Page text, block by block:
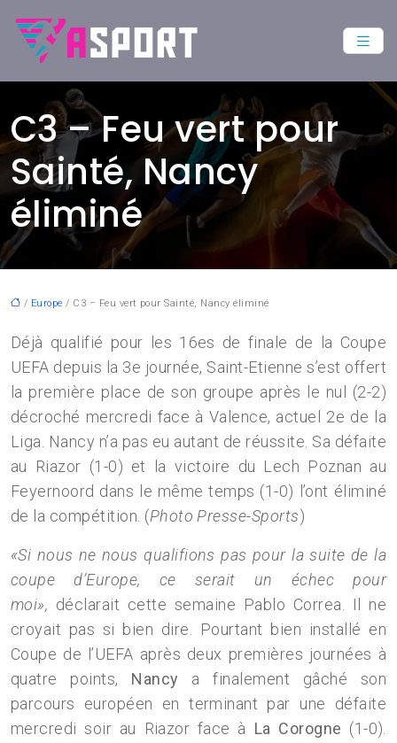
C3 – Feu vert pour
Sainté, Nancy
éliminé
/ Europe / C3 – Feu vert pour Sainté, Nancy éliminé
Déjà qualifié pour les 16es de finale de la Coupe
UEFA depuis la 3e journée, Saint-Etienne s’est offert
la première place de son groupe après le nul (2-2)
décroché mercredi face à Valence, actuel 2e de la
Liga. Nancy n’a pas eu autant de réussite. Sa défaite
au Riazor (1-0) et la victoire du Lech Poznan au
Feyernoord dans le même temps (1-0) l’ont éliminé
de la compétition. (Photo Presse-Sports)
«Si nous ne nous qualifions pas pour la suite de la
coupe d’Europe, ce serait un échec pour
moi», déclarait cette semaine Pablo Correa. Il ne
croyait pas si bien dire. Pourtant bien installé en
Coupe de l’UEFA après deux premières journées à
quatre points, Nancy a finalement gâché son
parcours européen en terminant par une défaite
mercredi soir au Riazor face à La Corogne (1-0).